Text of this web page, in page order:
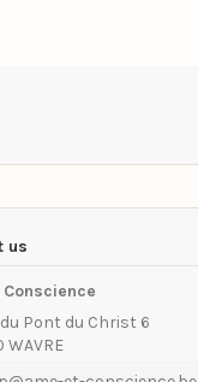
us
du Pont du Christ 6
WAVRE